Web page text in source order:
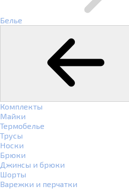
Белье
Комплекты
Майки
Термобелье
Трусы
Носки
Брюки
Джинсы и брюки
Шорты
Варежки и перчатки